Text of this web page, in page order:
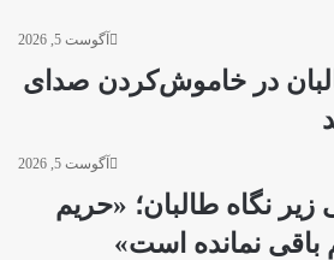
آگوست 5, 2026
در خاموش‌کردن صدای
آگوست 5, 2026
نگاه طالبان؛ «حریم
نمانده است»